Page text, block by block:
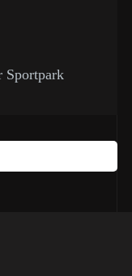
Sportpark